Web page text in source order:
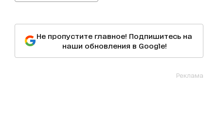
Не пропустите главное! Подпишитесь на
наши обновления в Google!
Реклама